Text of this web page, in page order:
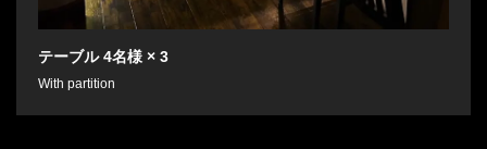
テーブル4名様 × 3
With partition